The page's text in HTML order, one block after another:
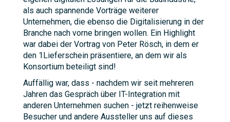
als auch spannende Vorträge weiterer
Unternehmen, die ebenso die Digitalisierung in der
Branche nach vorne bringen wollen. Ein Highlight
war dabei der Vortrag von Peter Rösch, in dem er
den 1Lieferschein präsentiere, an dem wir als
Konsortium beteiligt sind!
Auffällig war, dass - nachdem wir seit mehreren
Jahren das Gespräch über IT-Integration mit
anderen Unternehmen suchen - jetzt reihenweise
Besucher und andere Aussteller uns auf dieses